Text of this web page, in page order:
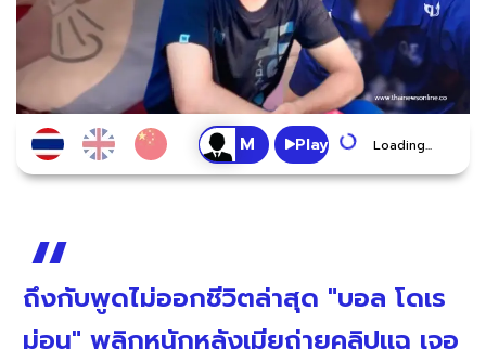
Play Loading...
ถึงกับพูดไม่ออกชีวิตล่าสุด "บอล โดเร
ม่อน" พลิกหนักหลังเมียถ่ายคลิปแฉ เจอ